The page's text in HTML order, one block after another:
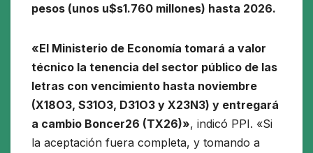
pesos (unos u$s1.760 millones) hasta 2026.
«El Ministerio de Economía tomará a valor
técnico la tenencia del sector público de las
letras con vencimiento hasta noviembre
(X18O3, S31O3, D31O3 y X23N3) y entregará
a cambio Boncer26 (TX26)», indicó PPI. «Si
la aceptación fuera completa, y tomando a